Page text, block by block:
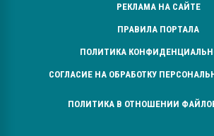
РЕКЛАМА НА САЙТЕ
ПРАВИЛА ПОРТАЛА
ПОЛИТИКА
СОГЛАСИЕ НА ОБРАБОТКУ
ПОЛИТИКА В ОТНОШЕНИИ ФАЙЛОВ